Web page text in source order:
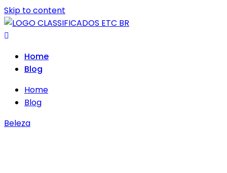
Skip to content
Home
Blog
Home
Blog
Beleza